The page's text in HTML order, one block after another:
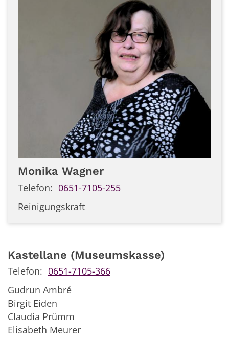
Monika Wagner
Telefon: 0651-7105-255
Reinigungskraft
Kastellane (Museumskasse)
Telefon: 0651-7105-366
Gudrun Ambré
Birgit Eiden
Claudia Prümm
Elisabeth Meurer